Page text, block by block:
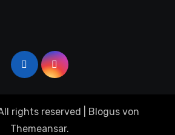
rights reserved Blogus von
Themeansar.